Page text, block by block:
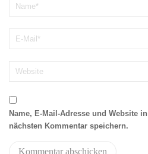
Name, E-Mail-Adresse und Website
nächsten Kommentar speichern.